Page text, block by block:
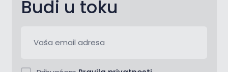
Budi u toku